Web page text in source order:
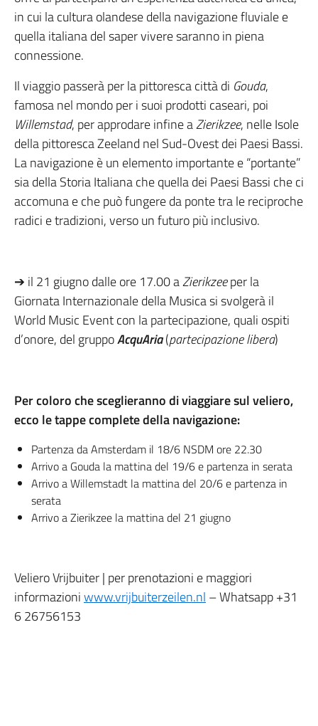
in cui la cultura olandese della navigazione fluviale e
quella italiana del saper vivere saranno in piena
connessione.
Il viaggio passerà per la pittoresca città di Gouda,
famosa nel mondo per i suoi prodotti caseari, poi
Willemstad, per approdare infine aZierikzee, nelle Isole
della pittoresca Zeeland nel Sud-Ovest dei Paesi Bassi.
La navigazione è un elemento importante e “portante”
sia della Storia Italiana che quella dei Paesi Bassi che ci
accomuna e che può fungere da ponte tra le reciproche
radici e tradizioni, verso un futuro più inclusivo.
➔ il 21 giugno dalle ore 17.00 aZierikzeeper la
Giornata Internazionale della Musica si svolgerà il
World Music Event con la partecipazione, quali ospiti
d’onore, del gruppoAcquAria(partecipazione libera)
Per coloro che sceglieranno di viaggiare sul veliero,
ecco le tappe complete della navigazione:
Partenza da Amsterdam il 18/6 NSDM ore 22.30
Arrivo a Gouda la mattina del 19/6 e partenza in serata
Arrivo a Willemstadt la mattina del 20/6 e partenza in
serata
Arrivo a Zierikzee la mattina del 21 giugno
Veliero Vrijbuiter | per prenotazioni e maggiori
informazioniwww.vrijbuiterzeilen.nl – Whatsapp +31
6 26756153